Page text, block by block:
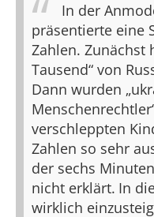
In der
präsentierte eine
Zahlen. Zunächst
Tausend“ von
Dann wurden
verschleppten
Zahlen so sehr
der sechs
nicht erklärt. In
wirklich